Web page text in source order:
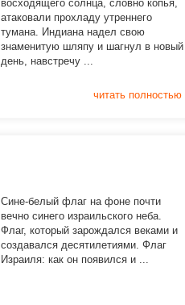
восходящего солнца, словно копья,
атаковали прохладу утреннего
тумана. Индиана надел свою
знаменитую шляпу и шагнул в новый
день, навстречу ...
читать полностью
Сине-белый флаг на фоне почти
вечно синего израильского неба.
Флаг, который зарождался веками и
создавался десятилетиями. Флаг
Израиля: как он появился и ...